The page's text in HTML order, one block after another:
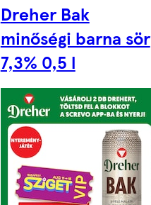
Dreher Bak
minőségi barna sör
7,3% 0,5 l